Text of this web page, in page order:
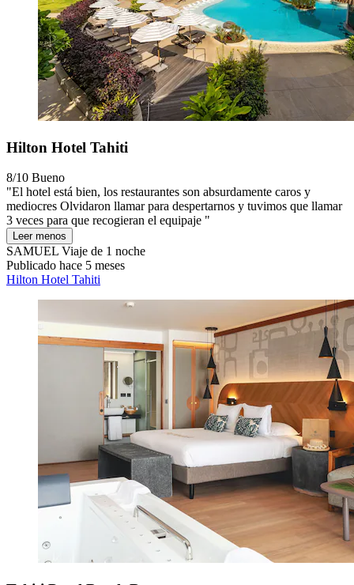
Hilton Hotel Tahiti
8/10 Bueno
"El hotel está bien, los restaurantes son absurdamente caros y
mediocres Olvidaron llamar para despertarnos y tuvimos que llamar
3 veces para que recogieran el equipaje "
Leer menos
SAMUEL Viaje de 1 noche
Publicado hace 5 meses
Hilton Hotel Tahiti